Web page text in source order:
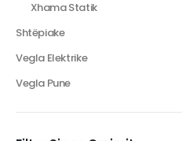
Xhama Statik
Shtëpiake
Vegla Elektrike
Vegla Pune